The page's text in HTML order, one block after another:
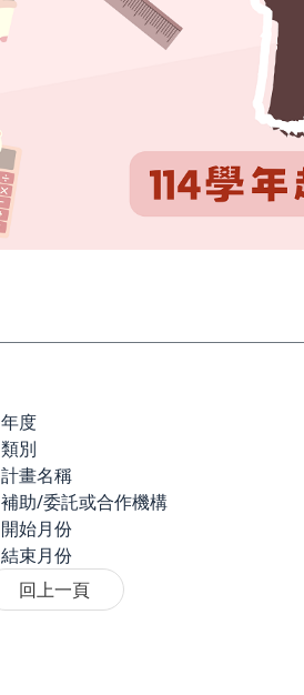
年度
類別
計畫名稱
補助/委託或合作機構
開始月份
結束月份